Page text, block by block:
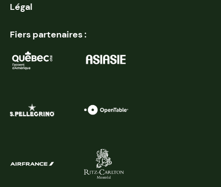
Légal
Fiers partenaires :